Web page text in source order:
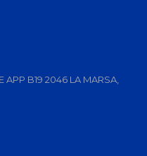
APP B19 2046 LA MARSA,